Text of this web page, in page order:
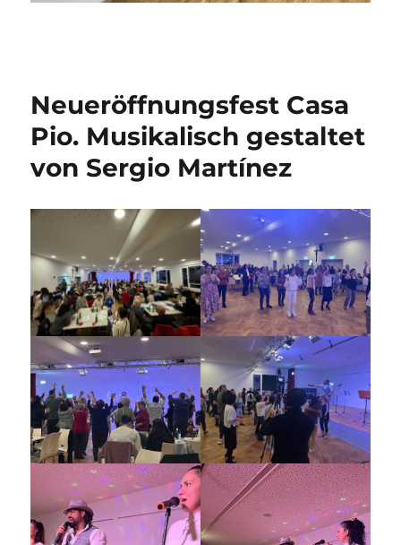
Neueröffnungsfest Casa
Pio. Musikalisch gestaltet
von Sergio Martínez